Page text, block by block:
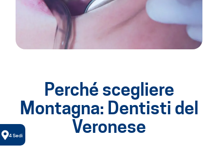
Perché scegliere
Montagna: Dentisti del
Veronese
4 Sedi